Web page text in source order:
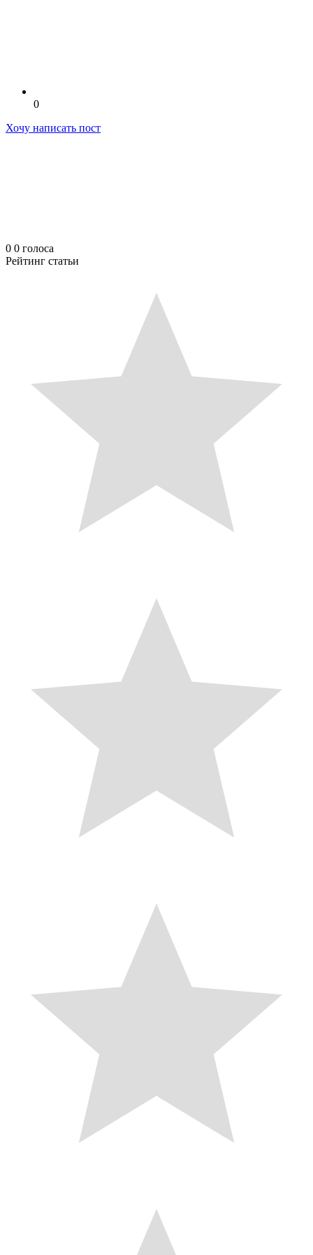
0
Хочу написать пост
0 0 голоса
Рейтинг статьи